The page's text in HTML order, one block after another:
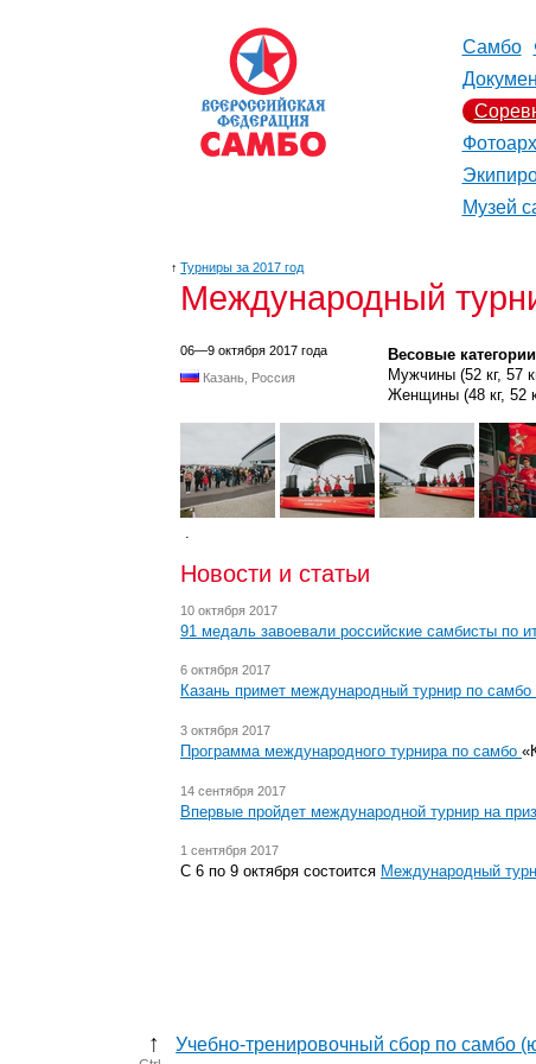
Самбо
Музей
↑ Турниры за 2017 год
Международный
06—9 октября 2017 года
Казань, Россия
Весовые
Мужчины (52 кг, 57
Женщины (48 кг, 52
.
Новости и статьи
10 октября 2017
91 медаль завоевали российские самбисты по
6 октября 2017
Казань примет международный турнир по
3 октября 2017
Программа международного турнира по самбо
14 сентября 2017
Впервые пройдет международной турнир на
1 сентября 2017
С 6 по 9 октября состоится Международный
↑ Учебно-тренировочный сбор по самбо